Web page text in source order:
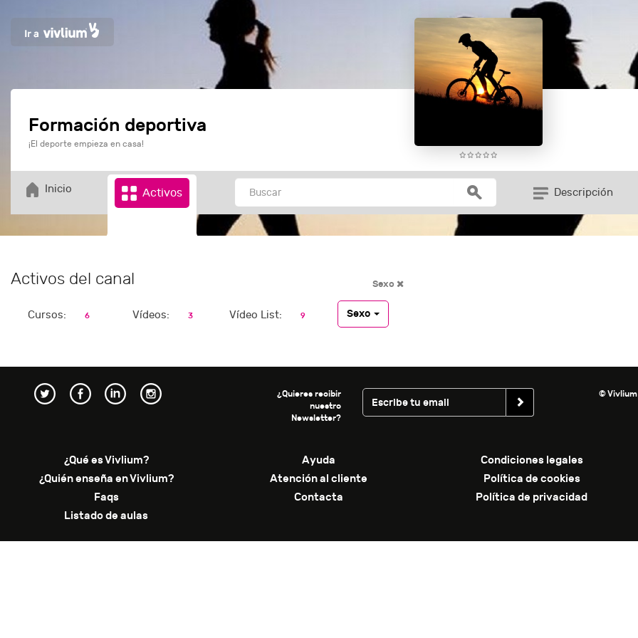
Formación deportiva
¡El deporte empieza en casa!
Inicio Activos Descripción
Activos del canal Sexo
Cursos: 6 Vídeos: 3 Vídeo List: 9 Sexo
¿Quieres recibir
nuestro
Newsletter?
© Vivlium
¿Qué es Vivlium? Ayuda
Condiciones legales
¿Quién enseña en Vivlium?
Atención al cliente
Política de cookies
Faqs
Contacta
Política de privacidad
Listado de aulas